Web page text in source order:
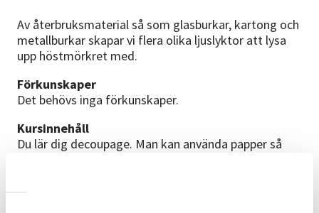
Av återbruksmaterial så som glasburkar, kartong och
metallburkar skapar vi flera olika ljuslyktor att lysa
upp höstmörkret med.
Förkunskaper
Det behövs inga förkunskaper.
Kursinnehåll
Du lär dig decoupage. Man kan använda papper så
Du får skapa ljushållare av järntråd att sänka ner